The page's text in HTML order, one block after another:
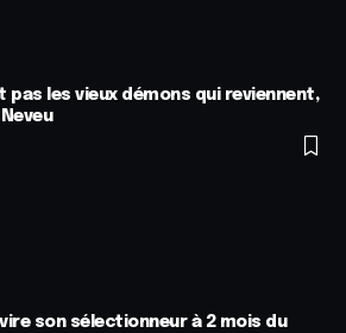
pas les vieux démons qui reviennent,
vire son sélectionneur à 2 mois du